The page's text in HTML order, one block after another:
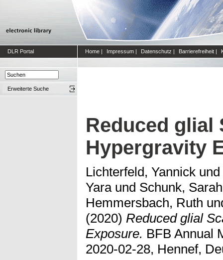
DLR Portal Home | Impressum | Datenschutz | Barrierefreiheit |
Erweiterte Suche
Reduced glial
Hypergravity
Lichterfeld, Yannick und
Yaraund Schunk, Sarah
Hemmersbach, Ruth
(2020) Reduced glial
Exposure. BFB Annual
2020-02-28, Hennef,